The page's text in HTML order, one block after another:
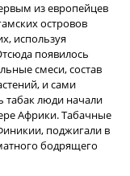
из европейцев
островов
используя
появилось
смеси, состав
и сами
табак люди начали
Африки. Табачные
поджигали в
бодрящего